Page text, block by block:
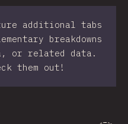
additional tabs
breakdowns
or related data.
them out!